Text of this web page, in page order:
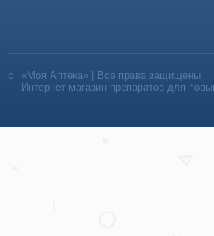
«Моя Аптека» | Все права защищены
Интернет-магазин препаратов для